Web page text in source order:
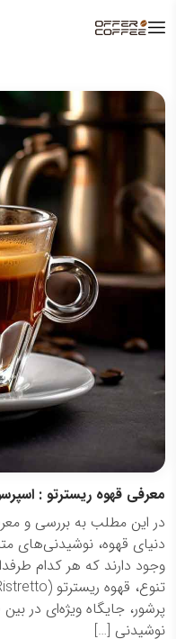
معرفی قهوه ریسترتو :
در این مطلب به بررسی و
دنیای قهوه، نوشیدنی‌های
وجود دارند که هر کدام
پرشور، جایگاه ویژه‌ای در
نوشیدنی […]